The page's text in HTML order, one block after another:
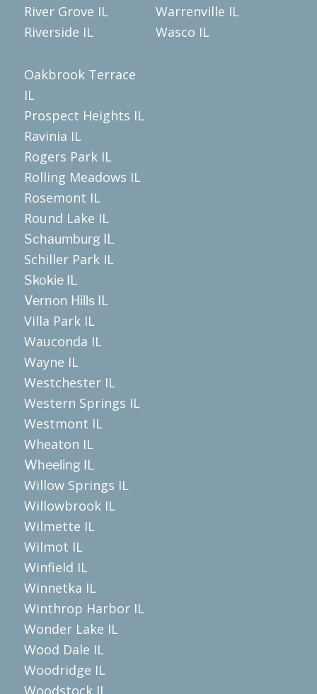
River Grove IL
Riverside IL
Warrenville IL
Wasco IL
Oakbrook Terrace
IL
Prospect Heights IL
Ravinia IL
Rogers Park IL
Rolling Meadows IL
Rosemont IL
Round Lake IL
Schaumburg IL
Schiller Park IL
Skokie IL
Vernon Hills IL
Villa Park IL
Wauconda IL
Wayne IL
Westchester IL
Western Springs IL
Westmont IL
Wheaton IL
Wheeling IL
Willow Springs IL
Willowbrook IL
Wilmette IL
Wilmot IL
Winfield IL
Winnetka IL
Winthrop Harbor IL
Wonder Lake IL
Wood Dale IL
Woodridge IL
Woodstock IL